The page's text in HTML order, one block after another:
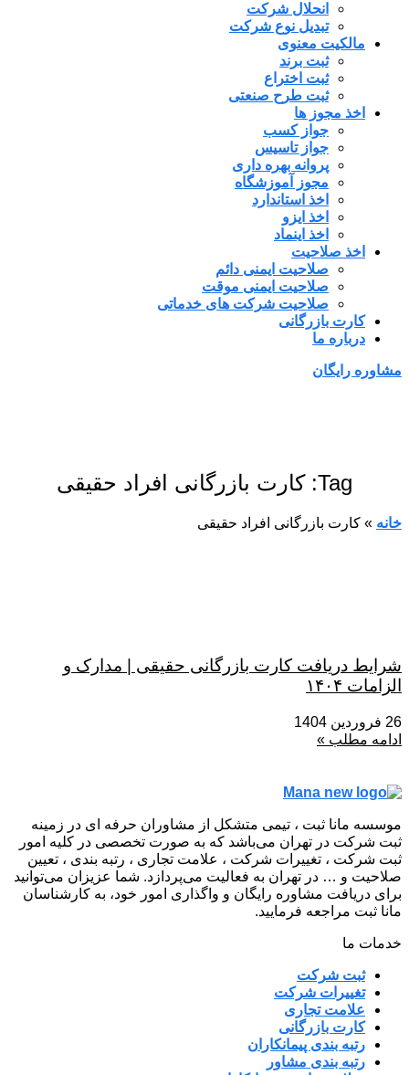
انحلال شرکت
تبدیل نوع شرکت
مالکیت معنوی
ثبت برند
ثبت اختراع
ثبت طرح صنعتی
اخذ مجوز ها
جواز کسب
جواز تاسیس
پروانه بهره داری
مجوز آموزشگاه
اخذ استاندارد
اخذ ایزو
اخذ اینماد
اخذ صلاحیت
صلاحیت ایمنی دائم
صلاحیت ایمنی موقت
صلاحیت شرکت های خدماتی
کارت بازرگانی
درباره ما
مشاوره رایگان
Tag: کارت بازرگانی افراد حقیقی
خانه » کارت بازرگانی افراد حقیقی
شرایط دریافت کارت بازرگانی حقیقی | مدارک و
الزامات ۱۴۰۴
26 فروردین 1404
ادامه مطلب »
موسسه مانا ثبت ، تیمی متشکل از مشاوران حرفه ای در زمینه
ثبت شرکت در تهران می‌باشد که به صورت تخصصی در کلیه امور
ثبت شرکت ، تغییرات شرکت ، علامت تجاری ، رتبه بندی ، تعیین
صلاحیت و … در تهران به فعالیت می‌پردازد. شما عزیزان می‌توانید
برای دریافت مشاوره رایگان و واگذاری امور خود، به کارشناسان
مانا ثبت مراجعه فرمایید.
خدمات ما
ثبت شرکت
تغییرات شرکت
علامت تجاری
کارت بازرگانی
رتبه بندی پیمانکاران
رتبه بندی مشاور